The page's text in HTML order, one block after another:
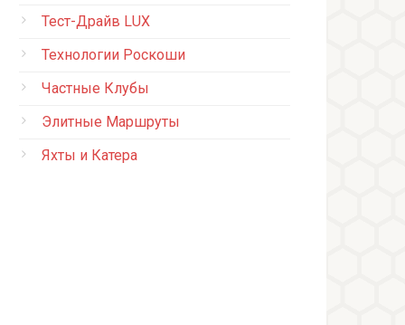
Тест-Драйв LUX
Технологии Роскоши
Частные Клубы
Элитные Маршруты
Яхты и Катера